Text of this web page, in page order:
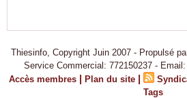
Thiesinfo, Copyright Juin 2007 - Propulsé
Service Commercial: 772150237 -
Accès membres | Plan du site |
Tags